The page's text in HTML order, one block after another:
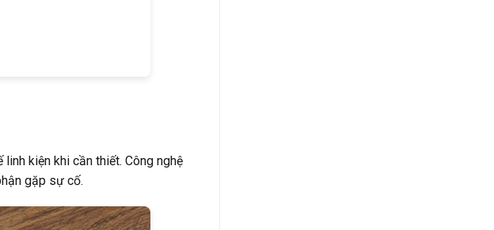
kiện khi cần thiết. Công nghệ
gặp sự cố.